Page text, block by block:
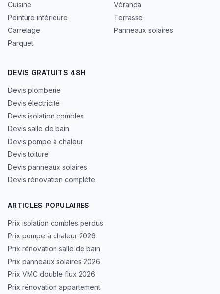
Cuisine
Peinture intérieure
Carrelage
Parquet
Véranda
Terrasse
Panneaux solaires
DEVIS GRATUITS 48H
Devis plomberie
Devis électricité
Devis isolation combles
Devis salle de bain
Devis pompe à chaleur
Devis toiture
Devis panneaux solaires
Devis rénovation complète
ARTICLES POPULAIRES
Prix isolation combles perdus
Prix pompe à chaleur 2026
Prix rénovation salle de bain
Prix panneaux solaires 2026
Prix VMC double flux 2026
Prix rénovation appartement